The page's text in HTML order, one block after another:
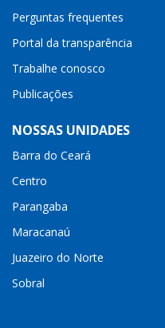
Perguntas frequentes
Portal da transparência
Trabalhe conosco
Publicações
NOSSAS UNIDADES
Barra do Ceará
Centro
Parangaba
Maracanaú
Juazeiro do Norte
Sobral